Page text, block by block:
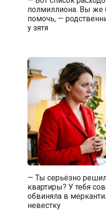
полмиллиона. Вы же
помочь, —
у зятя
— Ты серьёзно
квартиры? У тебя
обвиняла в
невестку